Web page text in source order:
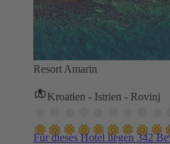
Resort Amarin
Kroatien - Istrien - Rovinj
Für dieses Hotel liegen 342